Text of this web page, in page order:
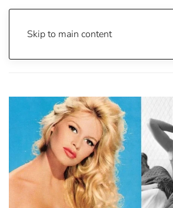
Skip to main content